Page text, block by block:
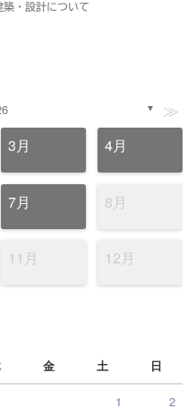
築・設計について
▼ ≫
3月 4月
7月 8月
11月 12月
金 土 日
1 2